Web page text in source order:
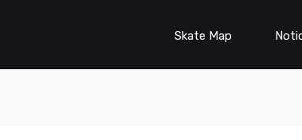
Skate Map